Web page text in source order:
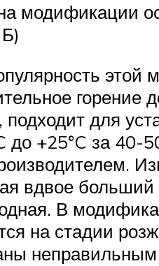
модификации
этой
для
до +25°C за
вдвое
В
на стадии